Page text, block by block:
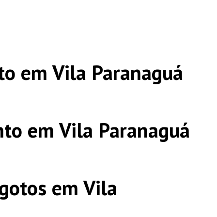
em Vila Paranaguá
em Vila Paranaguá
em Vila